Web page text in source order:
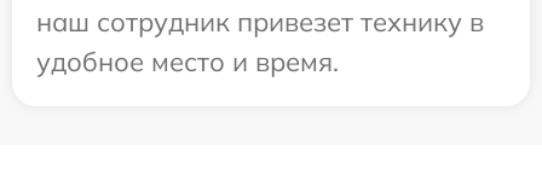
наш сотрудник привезет технику в
удобное место и время.